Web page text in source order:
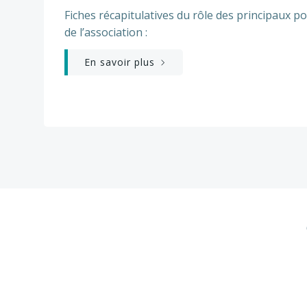
Fiches récapitulatives du rôle des principaux
de l’association :
En savoir plus